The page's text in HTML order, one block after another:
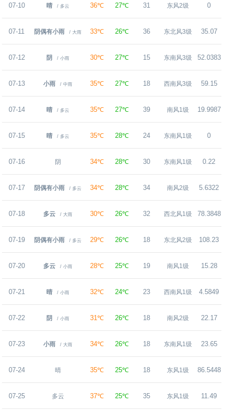
07-10 晴 / 多云 36℃ 27℃ 31 东风2级 0
07-11 阴偶有小雨 / 大雨 33℃ 26℃ 36 东北风3级 35.07
07-12 阴 / 小雨 30℃ 27℃ 15 东南风3级 52.0383
07-13 小雨 / 中雨 35℃ 27℃ 18 西南风3级 59.15
07-14 晴 / 多云 35℃ 27℃ 39 南风1级 19.9987
07-15 晴 / 多云 35℃ 28℃ 24 东南风1级 0
07-16 阴 34℃ 28℃ 30 东南风1级 0.22
07-17 阴偶有小雨 / 多云 34℃ 28℃ 34 南风2级 5.6322
07-18 多云 / 大雨 30℃ 26℃ 32 西北风1级 78.3848
07-19 阴偶有小雨 / 多云 29℃ 26℃ 18 东北风2级 108.23
07-20 多云 / 小雨 28℃ 25℃ 19 南风1级 15.28
07-21 晴 / 小雨 32℃ 24℃ 23 西南风1级 4.5849
07-22 阴 / 小雨 31℃ 26℃ 18 南风2级 22.17
07-23 小雨 / 大雨 34℃ 26℃ 18 东南风1级 23.65
07-24 晴 35℃ 25℃ 18 东风1级 86.5448
07-25 多云 37℃ 25℃ 35 东风1级 11.49